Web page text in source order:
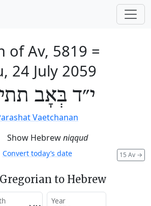
of Av, 5819 =
24 July 2059
י״ד בְּאָב
Vaetchanan
Show Hebrewniqqud
15 Av →
Convert today’s date
to Hebrew
Year